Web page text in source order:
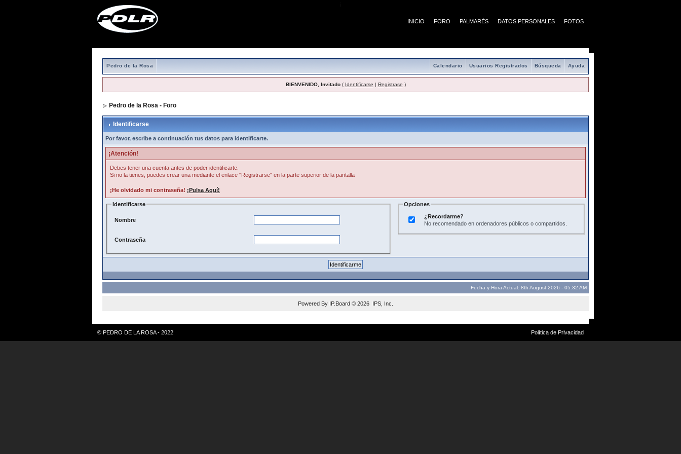
INICIO FORO PALMARÉS DATOS PERSONALES FOTOS
Pedro de la Rosa Ayuda
Búsqueda
Usuarios Registrados
Calendario
BIENVENIDO, Invitado( Identificarse | Registrase )
Pedro de la Rosa - Foro
Identificarse
Por favor, escribe a continuación tus datos para identificarte.
¡Atención!
Debes tener una cuenta antes de poder identificarte.
Si no la tienes, puedes crear una mediante el enlace "Registrarse" en la parte superior de la pantalla
¡He olvidado mi contraseña! ¡Pulsa Aquí!
Identificarse
Nombre
Contraseña
Opciones
¿Recordarme?
No recomendado en ordenadores públicos o compartidos.
Fecha y Hora Actual: 8th August 2026 - 05:32 AM
Powered By IP.Board © 2026 IPS, Inc
© PEDRO DE LA ROSA - 2022 Política de Privacidad